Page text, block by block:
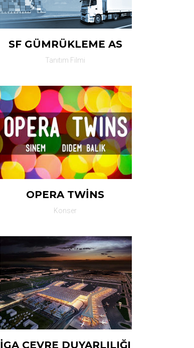
SF GÜMRÜKLEME AS
Tanıtım Filmi
OPERA TWİNS
Konser
İGA ÇEVRE DUYARLILIĞI